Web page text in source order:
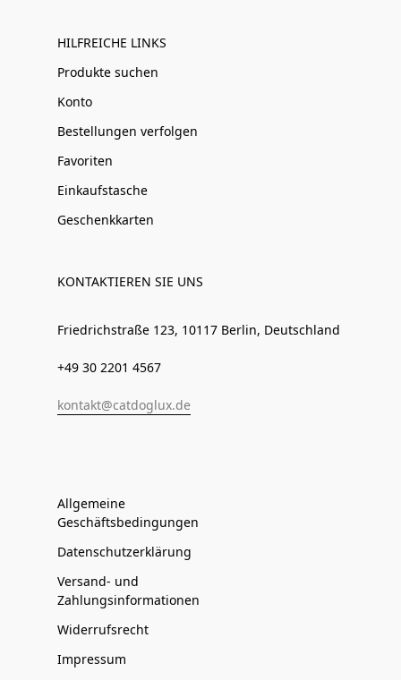
HILFREICHE LINKS
Produkte suchen
Konto
Bestellungen verfolgen
Favoriten
Einkaufstasche
Geschenkkarten
KONTAKTIEREN SIE UNS
Friedrichstraße 123, 10117 Berlin, Deutschland
+49 30 2201 4567
kontakt@catdoglux.de
Allgemeine
Geschäftsbedingungen
Datenschutzerklärung
Versand- und
Zahlungsinformationen
Widerrufsrecht
Impressum